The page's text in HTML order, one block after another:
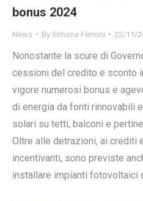
bonus 2024
News By Simone Ferroni 22/11/
Nonostante la scure di
cessioni del credito e sconto
vigore numerosi bonus e
di energia da fonti rinnovabili
solari su tetti, balconi e
Oltre alle detrazioni, ai crediti
incentivanti, sono previste
installare impianti fotovoltaici